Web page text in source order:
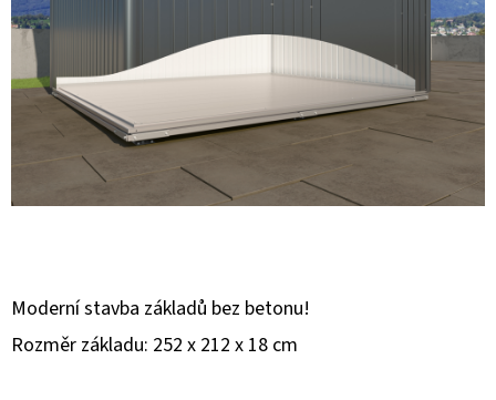
Moderní stavba základů bez betonu!
Rozměr základu: 252 x 212 x 18 cm
T
E
A
J
?